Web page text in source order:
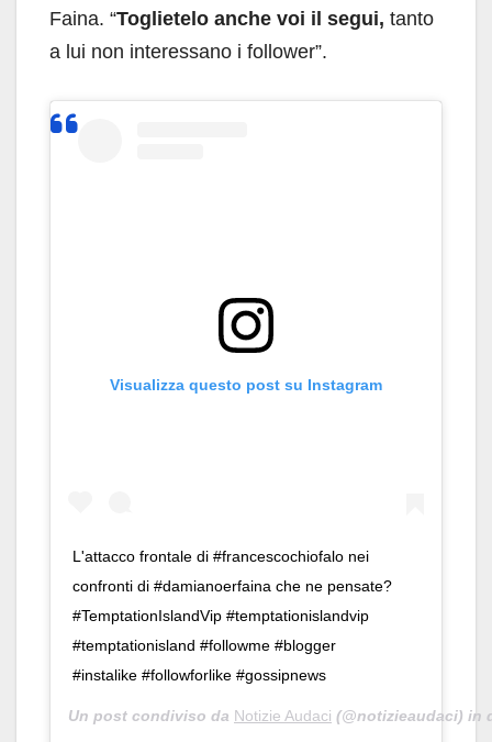
Faina. “Toglietelo anche voi il segui, tanto
a lui non interessano i follower”.
Visualizza questo post su Instagram
L'attacco frontale di #francescochiofalo nei
confronti di #damianoerfaina che ne pensate?
#TemptationIslandVip #temptationislandvip
#temptationisland #followme #blogger
#instalike #followforlike #gossipnews
Un post condiviso da Notizie Audaci (@notizieaudaci) in